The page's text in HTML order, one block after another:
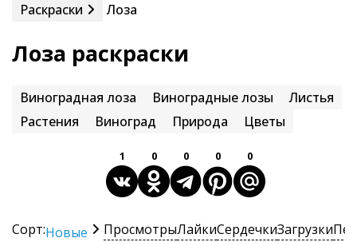
Раскраски Лоза
Лоза раскраски
Виноградная лоза Виноградные лозы
Листья
Растения
Виноград Природа Цветы
1 0 0 0 0
Сорт:Новые ПросмотрыЛайкиСердечкиЗагрузки